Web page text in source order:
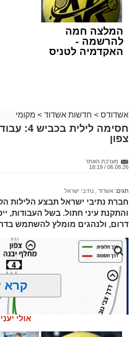
והגאון רבי ישאי טולידנו שליט"א,
באשר ראו וקיבלו בבתי הוריהם, הגאון
טולידנו זצ"ל, כאשר מטרתם של הדברים
אהבת אמת לתורה.
הארוע, במסגרת ארועי 'מעגלים', יתקיים
מעוניינים להגיב? לדווח ? צרו איתנו קשר
המלצה חמה
להרשמה -
האקדמיה לטניס
אשדודס > חדשות אשדוד > מקומי
חסימה
צפון
מערכת האתר
06.08.26 / 18:19
תגים: אשדוד נתיבי ישראל
חברת נתיבי ישראל תבצע הלילות
דרום, ולנהגים מומלץ להשתמש
קרא
אולי